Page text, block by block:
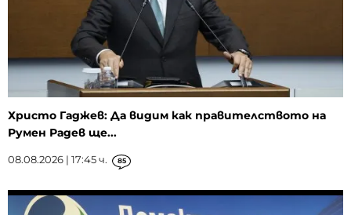
Христо Гаджев: Да видим как правителството на
Румен Радев ще...
08.08.2026 | 17:45 ч. 85